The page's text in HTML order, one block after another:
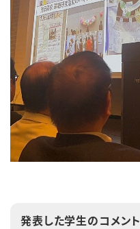
発表した学生のコメント